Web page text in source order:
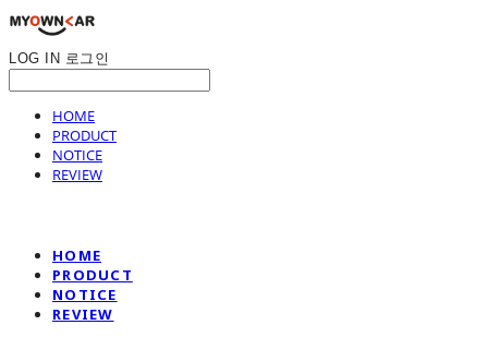
LOG IN 로그인
HOME
PRODUCT
NOTICE
REVIEW
HOME
PRODUCT
NOTICE
REVIEW